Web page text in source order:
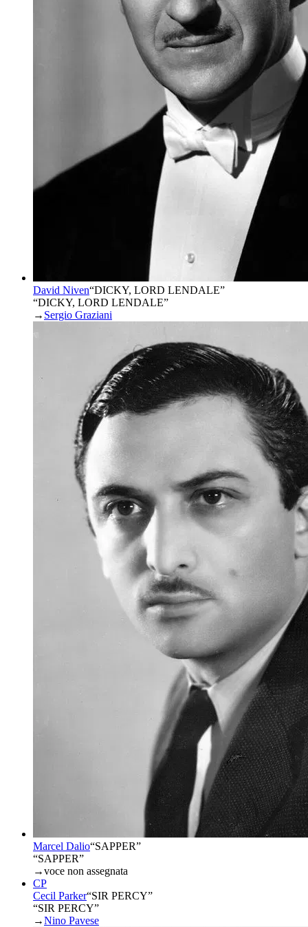
David Niven“DICKY, LORD LENDALE”
“DICKY, LORD LENDALE”
→ Sergio Graziani
Marcel Dalio“SAPPER”
“SAPPER”
→voce non assegnata
CP
Cecil Parker“SIR PERCY”
“SIR PERCY”
→Nino Pavese